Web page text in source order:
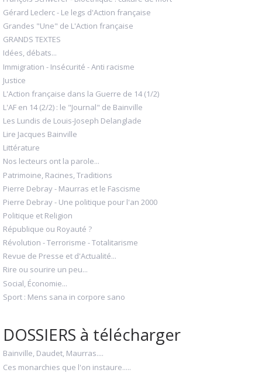
Gérard Leclerc - Le legs d'Action française
Grandes "Une" de L'Action française
GRANDS TEXTES
Idées, débats...
Immigration - Insécurité - Anti racisme
Justice
L'Action française dans la Guerre de 14 (1/2)
L'AF en 14 (2/2) : le "Journal" de Bainville
Les Lundis de Louis-Joseph Delanglade
Lire Jacques Bainville
Littérature
Nos lecteurs ont la parole...
Patrimoine, Racines, Traditions
Pierre Debray - Maurras et le Fascisme
Pierre Debray - Une politique pour l'an 2000
Politique et Religion
République ou Royauté ?
Révolution - Terrorisme - Totalitarisme
Revue de Presse et d'Actualité...
Rire ou sourire un peu...
Social, Économie...
Sport : Mens sana in corpore sano
DOSSIERS à télécharger
Bainville, Daudet, Maurras....
Ces monarchies que l'on instaure.....